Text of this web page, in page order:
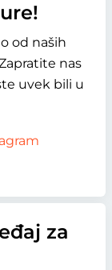
od naših
nas
uvek bili u
za